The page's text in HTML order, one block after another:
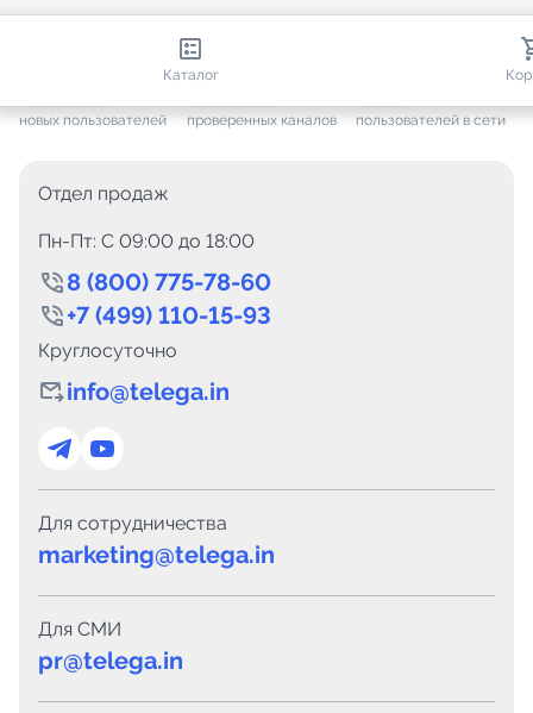
Каталог
новых пользователей
35 383
проверенных каналов пользователей в сети
Отдел продаж
Пн-Пт: C 09:00 до 18:00
8 (800) 775-78-60
+7 (499) 110-15-93
Круглосуточно
info@telega.in
Для сотрудничества
marketing@telega.in
Для СМИ
pr@telega.in